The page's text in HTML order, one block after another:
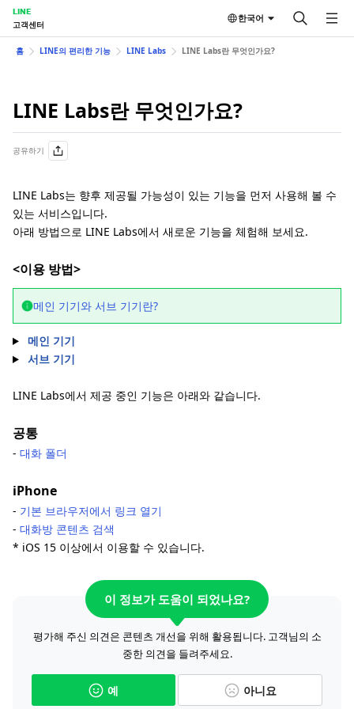
LINE
고객센터
한국어
홈 LINE의 편리한 기능 LINE Labs LINE Labs란 무엇인가요?
LINE Labs란 무엇인가요?
공유하기
LINE Labs는 향후 제공될 가능성이 있는 기능을 먼저 사용해 볼 수
있는 서비스입니다.
아래 방법으로 LINE Labs에서 새로운 기능을 체험해 보세요.
<이용 방법>
메인 기기와 서브 기기란?
메인 기기
서브 기기
LINE Labs에서 제공 중인 기능은 아래와 같습니다.
공통
- 대화 폴더
iPhone
- 기본 브라우저에서 링크 열기
- 대화방 콘텐츠 검색
* iOS 15 이상에서 이용할 수 있습니다.
이 정보가 도움이 되었나요?
평가해 주신 의견은 콘텐츠 개선을 위해 활용됩니다. 고객님의 소
중한 의견을 들려주세요.
예 아니요